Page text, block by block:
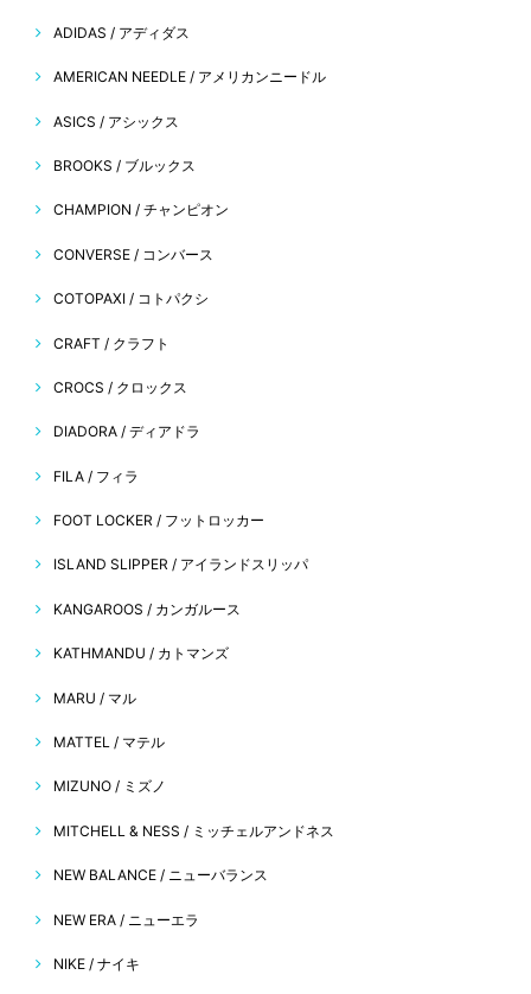
ADIDAS / アディダス
AMERICAN NEEDLE / アメリカンニードル
ASICS / アシックス
BROOKS / ブルックス
CHAMPION / チャンピオン
CONVERSE / コンバース
COTOPAXI / コトパクシ
CRAFT / クラフト
CROCS / クロックス
DIADORA / ディアドラ
FILA / フィラ
FOOT LOCKER / フットロッカー
ISLAND SLIPPER / アイランドスリッパ
KANGAROOS / カンガルース
KATHMANDU / カトマンズ
MARU / マル
MATTEL / マテル
MIZUNO / ミズノ
MITCHELL & NESS / ミッチェルアンドネス
NEW BALANCE / ニューバランス
NEW ERA / ニューエラ
NIKE / ナイキ